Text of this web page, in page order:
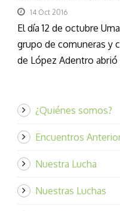
14 Oct 2016
El día 12 de octubre
grupo de comuneras y
de López Adentro
¿Quiénes somos?
Encuentros
Nuestra Lucha
Nuestras Luchas